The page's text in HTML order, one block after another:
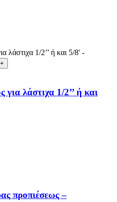
λάστιχα 1/2’’ ή και 5/8' -
λάστιχα 1/2’’ ή και
προπιέσεως –